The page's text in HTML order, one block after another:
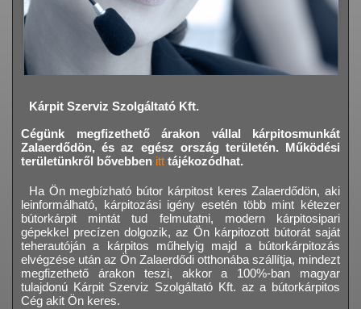
Kárpit Szerviz Szolgáltató Kft.
Cégünk megfizethető árakon vállal kárpitosmunkát
Zalaerdődön, és az egész ország területén. Működési
területünkről bővebben itt tájékozódhat.
Ha Ön megbízható bútor kárpitost keres Zalaerdődön, aki
leinformálható, kárpitozási igény esetén több mint kétezer
bútorkárpit mintát tud felmutatni, modern kárpitosipari
gépekkel precízen dolgozik, az Ön kárpitozott bútorát saját
teherautóján a kárpitos műhelyig majd a bútorkárpitozás
elvégzése után az Ön Zalaerdődi otthonába szállítja, mindezt
megfizethető árakon teszi, akkor a 100%-ban magyar
tulajdonú Kárpit Szerviz Szolgáltató Kft. az a bútorkárpitos
Cég akit Ön keres.